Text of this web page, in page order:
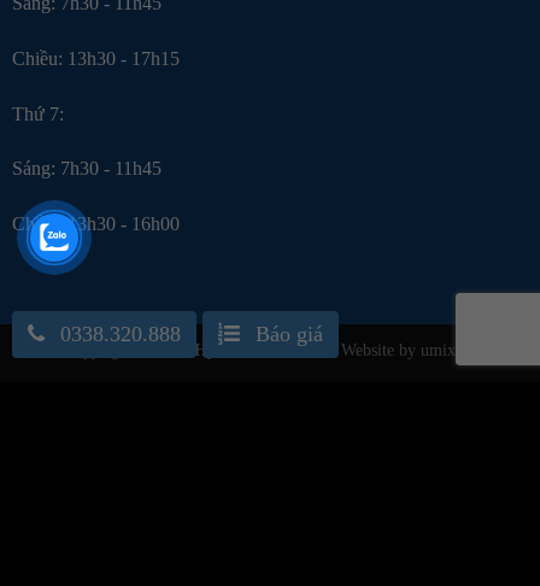
Chiều: 13h30 - 17h15
Thứ 7:
Sáng: 7h30 - 11h45
Chiều: 13h30 - 16h00
Hyundai Phú Yên - Website by umix.vn
0338.320.888 Báo giá